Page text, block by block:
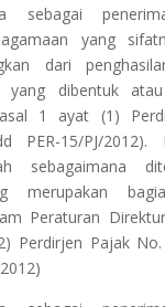
sebagai
yang
dari
yang dibentuk
1 ayat (1)
PER-15/PJ/2012).
sebagaimana
merupakan
Peraturan
Perdirjen Pajak No.